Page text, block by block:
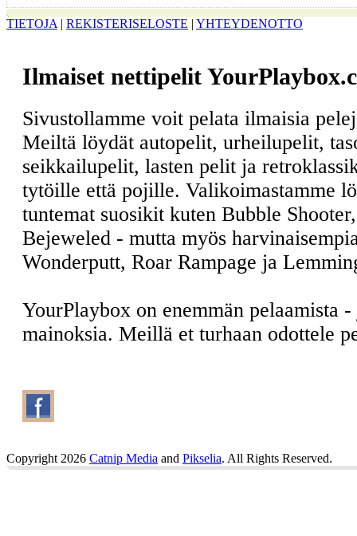
TIETOJA | REKISTERISELOSTE | YHTEYDENOTTO
Ilmaiset nettipelit
Sivustollamme voit pelata ilmaisia
Meiltä löydät autopelit, urheilupelit,
seikkailupelit, lasten pelit ja
tytöille että pojille. Valikoimastamme
tuntemat suosikit kuten Bubble
Bejeweled - mutta myös
Wonderputt, Roar Rampage ja
YourPlaybox on enemmän pelaamista
mainoksia. Meillä et turhaan odottele
Copyright 2026 Catnip Media and Pikselia. All Rights Reserved.